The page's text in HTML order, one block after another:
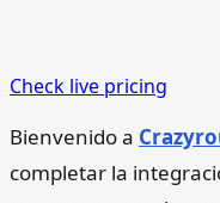
Check live pricing
Bienvenido a
completar la